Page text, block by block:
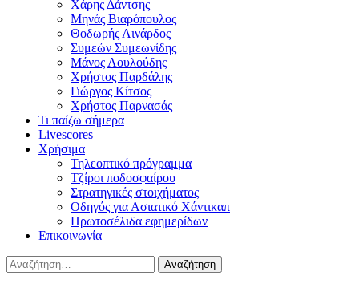
Χάρης Δάντσης
Μηνάς Βιαρόπουλος
Θοδωρής Λινάρδος
Συμεών Συμεωνίδης
Μάνος Λουλούδης
Χρήστος Παρδάλης
Γιώργος Κίτσος
Χρήστος Παρνασάς
Τι παίζω σήμερα
Livescores
Χρήσιμα
Τηλεοπτικό πρόγραμμα
Τζίροι ποδοσφαίρου
Στρατηγικές στοιχήματος
Οδηγός για Ασιατικό Χάντικαπ
Πρωτοσέλιδα εφημερίδων
Επικοινωνία
Αναζήτηση
για: